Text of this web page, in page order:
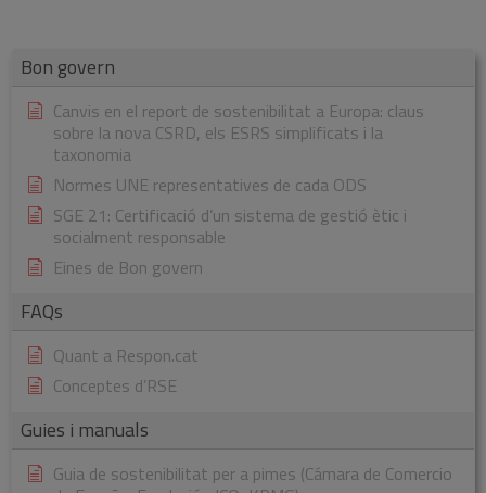
Bon govern
Canvis en el report de sostenibilitat a Europa: claus
sobre la nova CSRD, els ESRS simplificats i la
taxonomia
Normes UNE representatives de cada ODS
SGE 21: Certificació d’un sistema de gestió ètic i
socialment responsable
Eines de Bon govern
FAQs
Quant a Respon.cat
Conceptes d’RSE
Guies i manuals
Guia de sostenibilitat per a pimes (Cámara de Comercio